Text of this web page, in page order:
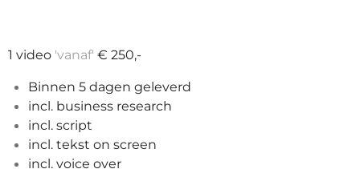
1 video 'vanaf' € 250,-
Binnen 5 dagen geleverd
incl. business research
incl. script
incl. tekst on screen
incl. voice over